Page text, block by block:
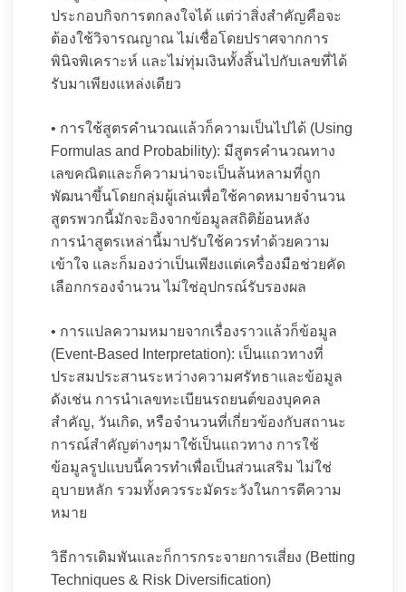
ประกอบกิจการตกลงใจได้ แต่ว่าสิ่งสำคัญคือจะ
ต้องใช้วิจารณญาณ ไม่เชื่อโดยปราศจากการ
พินิจพิเคราะห์ และไม่ทุ่มเงินทั้งสิ้นไปกับเลขที่ได้
รับมาเพียงแหล่งเดียว
• การใช้สูตรคำนวณแล้วก็ความเป็นไปได้ (Using
Formulas and Probability): มีสูตรคำนวณทาง
เลขคณิตและก็ความน่าจะเป็นล้นหลามที่ถูก
พัฒนาขึ้นโดยกลุ่มผู้เล่นเพื่อใช้คาดหมายจำนวน
สูตรพวกนี้มักจะอิงจากข้อมูลสถิติย้อนหลัง
การนำสูตรเหล่านี้มาปรับใช้ควรทำด้วยความ
เข้าใจ และก็มองว่าเป็นเพียงแต่เครื่องมือช่วยคัด
เลือกกรองจำนวน ไม่ใช่อุปกรณ์รับรองผล
• การแปลความหมายจากเรื่องราวแล้วก็ข้อมูล
(Event-Based Interpretation): เป็นแถวทางที่
ประสมประสานระหว่างความศรัทธาและข้อมูล
ดังเช่น การนำเลขทะเบียนรถยนต์ของบุคคล
สำคัญ, วันเกิด, หรือจำนวนที่เกี่ยวข้องกับสถานะ
การณ์สำคัญต่างๆมาใช้เป็นแถวทาง การใช้
ข้อมูลรูปแบบนี้ควรทำเพื่อเป็นส่วนเสริม ไม่ใช่
อุบายหลัก รวมทั้งควรระมัดระวังในการตีความ
หมาย
วิธีการเดิมพันและก็การกระจายการเสี่ยง (Betting
Techniques & Risk Diversification)